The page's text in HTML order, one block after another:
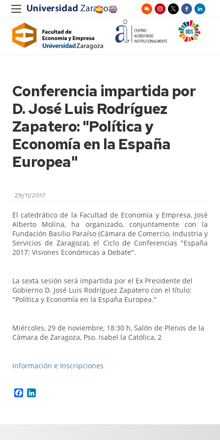
Conferencia impartida por
D. José Luis Rodríguez
Zapatero: "Política y
Economía en la España
Europea"
29/11/2017
El catedrático de la Facultad de Economía y Empresa, José
Alberto Molina, ha organizado, conjuntamente con la
Fundación Basilio Paraí­so (Cámara de Comercio, Industria y
Servicios de Zaragoza), el Ciclo de Conferencias "España
2017: Visiones Económicas a Debate".
La sexta sesión será impartida por el Ex Presidente del
Gobierno D. José Luis Rodríguez Zapatero con el tí­tulo:
"Política y Economía en la España Europea."
Miércoles, 29 de noviembre, 18:30 h, Salón de Plenos de la
Cámara de Zaragoza, Pso. Isabel la Católica, 2
Información e Inscripciones
Facebook